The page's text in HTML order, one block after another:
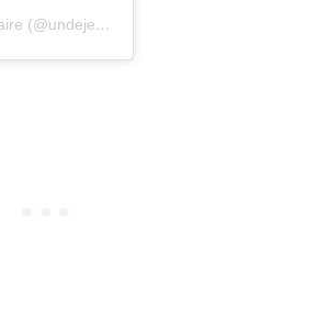
Une publication partagée par Edda Onorato. Photographe culinaire (@undejeunerdesoleil)